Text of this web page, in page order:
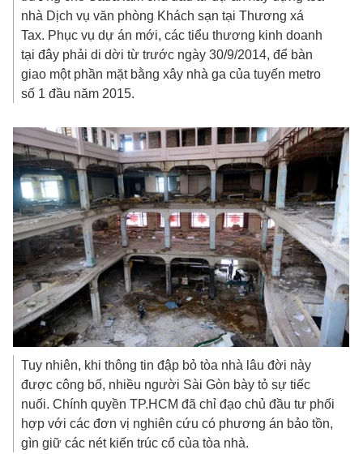
nhà Dịch vụ văn phòng Khách sạn tại Thương xá
Tax. Phục vụ dự án mới, các tiểu thương kinh doanh
tại đây phải di dời từ trước ngày 30/9/2014, để bàn
giao một phần mặt bằng xây nhà ga của tuyến metro
số 1 đầu năm 2015.
Tuy nhiên, khi thông tin đập bỏ tòa nhà lâu đời này
được công bố, nhiều người Sài Gòn bày tỏ sự tiếc
nuối. Chính quyền TP.HCM đã chỉ đạo chủ đầu tư phối
hợp với các đơn vị nghiên cứu có phương án bảo tồn,
gìn giữ các nét kiến trúc cổ của tòa nhà.